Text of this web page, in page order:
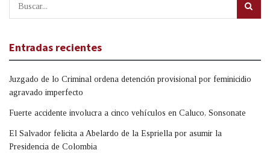
Entradas recientes
Juzgado de lo Criminal ordena detención provisional por feminicidio
agravado imperfecto
Fuerte accidente involucra a cinco vehículos en Caluco, Sonsonate
El Salvador felicita a Abelardo de la Espriella por asumir la
Presidencia de Colombia